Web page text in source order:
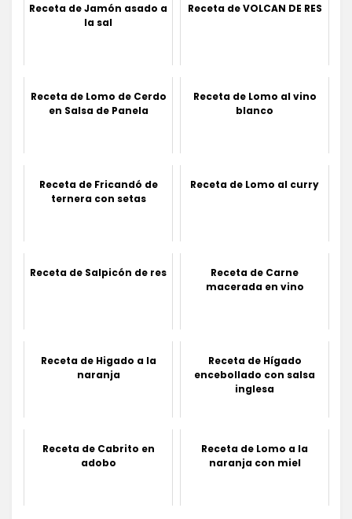
Receta de Jamón asado a
la sal
Receta de VOLCAN DE RES
Receta de Lomo de Cerdo
en Salsa de Panela
Receta de Lomo al vino
blanco
Receta de Fricandó de
ternera con setas
Receta de Lomo al curry
Receta de Salpicón de res
Receta de Carne
macerada en vino
Receta de Higado a la
naranja
Receta de Hígado
encebollado con salsa
inglesa
Receta de Cabrito en
adobo
Receta de Lomo a la
naranja con miel